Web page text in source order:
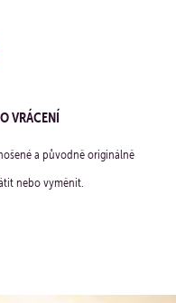
VRÁCENÍ
a původně originálně
nebo vyměnit.